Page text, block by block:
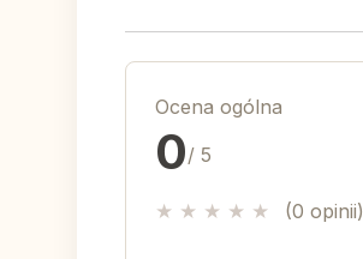
Ocena ogólna
0/ 5
★ ★ ★ ★ ★ (0 opinii)